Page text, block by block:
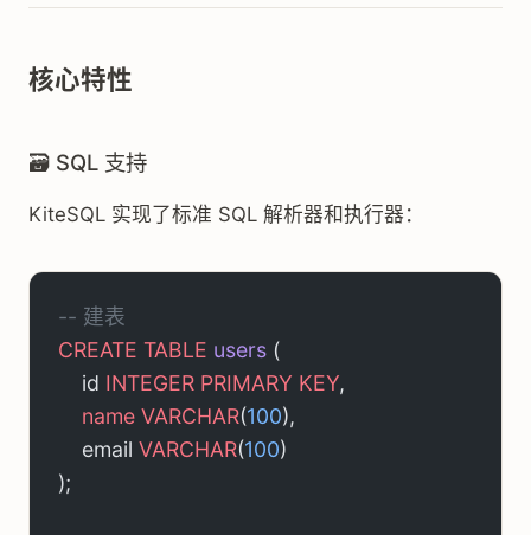
核心特性
🗃️ SQL 支持
KiteSQL 实现了标准 SQL 解析器和执行器：
-- 建表
CREATE TABLE users (
    id
INTEGER PRIMARY KEY,
    name
VARCHAR(100),
    email
VARCHAR(100)
);